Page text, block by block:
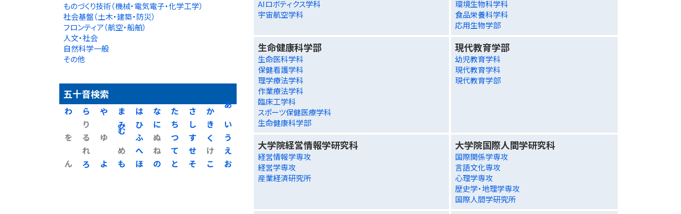
ものづくり技術（機械・電気電子・化学工学）
社会基盤（土木・建築・防災）
フロンティア（航空・船舶）
人文・社会
自然科学一般
その他
五十音検索
あ
い
う
え
お
か
き
く
け
こ
さ
し
す
せ
そ
た
ち
つ
て
と
な
に
ぬ
ね
の
は
ひ
ふ
へ
ほ
ま
み
む
め
も
や
ゆ
よ
ら
り
る
れ
ろ
わ
を
ん
AIロボティクス学科
宇宙航空学科
環境生物科学科
食品栄養科学科
応用生物学部
生命健康科学部
生命医科学科
保健看護学科
理学療法学科
作業療法学科
臨床工学科
スポーツ保健医療学科
生命健康科学部
現代教育学部
幼児教育学科
現代教育学科
現代教育学部
大学院経営情報学研究科
経営情報学専攻
経営学専攻
産業経済研究所
大学院国際人間学研究科
国際関係学専攻
言語文化専攻
心理学専攻
歴史学・地理学専攻
国際人間学研究所